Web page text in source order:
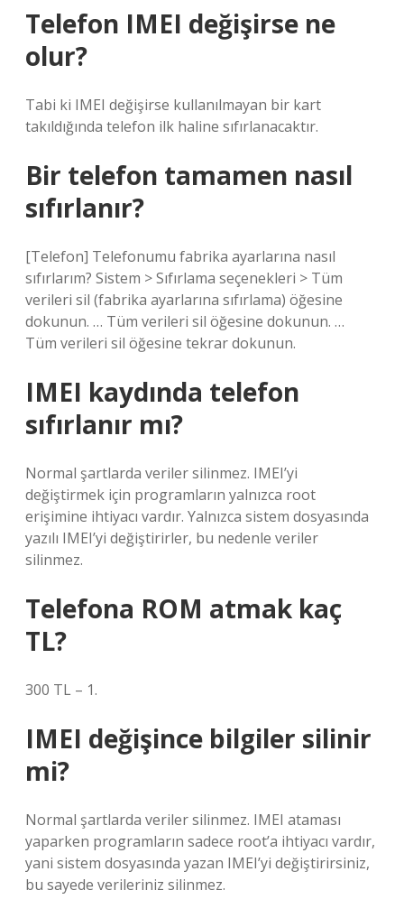
Telefon IMEI değişirse ne
olur?
Tabi ki IMEI değişirse kullanılmayan bir kart
takıldığında telefon ilk haline sıfırlanacaktır.
Bir telefon tamamen nasıl
sıfırlanır?
[Telefon] Telefonumu fabrika ayarlarına nasıl
sıfırlarım? Sistem > Sıfırlama seçenekleri > Tüm
verileri sil (fabrika ayarlarına sıfırlama) öğesine
dokunun. … Tüm verileri sil öğesine dokunun. …
Tüm verileri sil öğesine tekrar dokunun.
IMEI kaydında telefon
sıfırlanır mı?
Normal şartlarda veriler silinmez. IMEI’yi
değiştirmek için programların yalnızca root
erişimine ihtiyacı vardır. Yalnızca sistem dosyasında
yazılı IMEI’yi değiştirirler, bu nedenle veriler
silinmez.
Telefona ROM atmak kaç
TL?
300 TL – 1.
IMEI değişince bilgiler silinir
mi?
Normal şartlarda veriler silinmez. IMEI ataması
yaparken programların sadece root’a ihtiyacı vardır,
yani sistem dosyasında yazan IMEI’yi değiştirirsiniz,
bu sayede verileriniz silinmez.